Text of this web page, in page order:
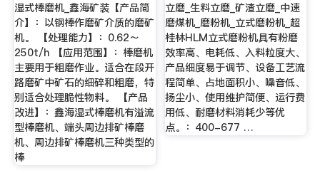
湿式棒磨机_鑫海矿装【产品简
介】：以钢棒作磨矿介质的磨矿
机。 【处理能力】：0.62～
250t/h 【应用范围】：棒磨机
主要用于粗磨作业。适合在段开
路磨矿中矿石的细碎和粗磨，特
别适合处理脆性物料。 【产品
改进】：鑫海湿式棒磨机有溢流
型棒磨机、端头周边排矿棒磨
机、周边排矿棒磨机三种类型的
棒
立磨_生料立磨_矿渣立磨_中速
磨煤机_磨粉机_立式磨粉机_超
桂林HLM立式磨粉机具有粉磨
效率高、电耗低、入料粒度大、
产品细度易于调节、设备工艺流
程简单、占地面积小、噪音低、
扬尘小、使用维护简便、运行费
用低、耐磨材料消耗少等优
点。：400-677 …